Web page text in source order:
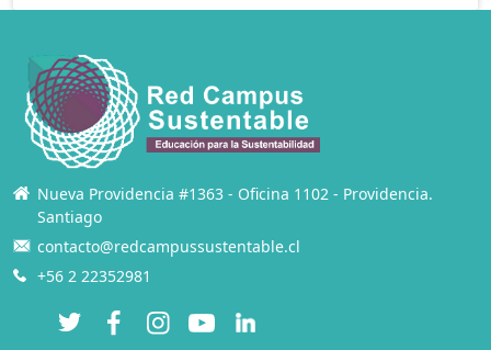
Nueva Providencia #1363 - Oficina 1102 - Providencia.
Santiago
contacto@redcampussustentable.cl
+56 2 22352981
Twitter FacebookInstagramYouTubeLinkedIn